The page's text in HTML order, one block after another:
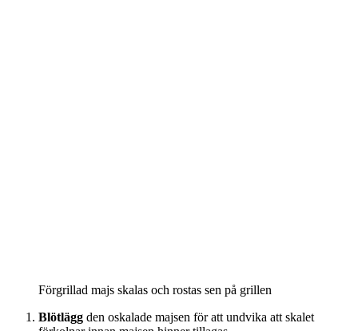
Förgrillad majs skalas och rostas sen på grillen
Blötlägg den oskalade majsen för att undvika att skalet